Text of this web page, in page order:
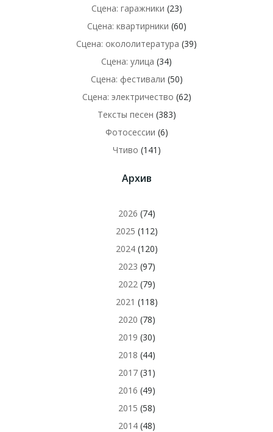
Сцена: гаражники (23)
Сцена: квартирники (60)
Сцена: окололитература (39)
Сцена: улица (34)
Сцена: фестивали (50)
Сцена: электричество (62)
Тексты песен (383)
Фотосессии (6)
Чтиво (141)
Архив
2026 (74)
2025 (112)
2024(120)
2023 (97)
2022 (79)
2021 (118)
2020 (78)
2019 (30)
2018 (44)
2017(31)
2016 (49)
2015 (58)
2014(48)